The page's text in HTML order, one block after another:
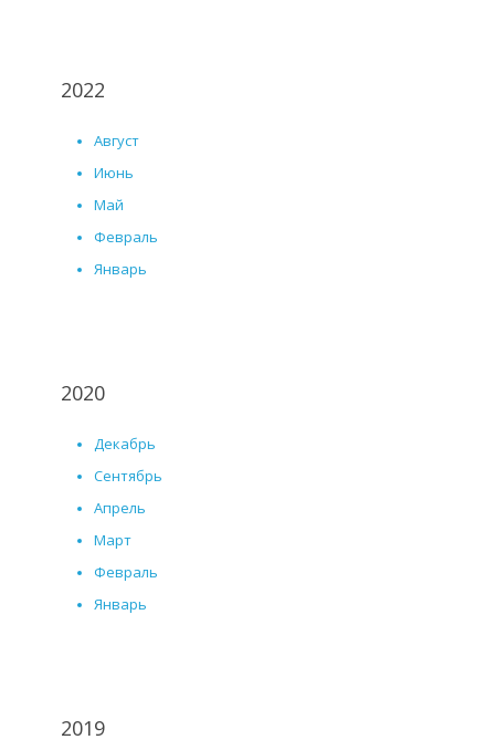
2022
Август
Июнь
Май
Февраль
Январь
2020
Декабрь
Сентябрь
Апрель
Март
Февраль
Январь
2019